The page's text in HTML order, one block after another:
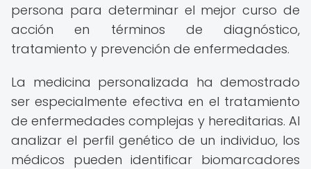
persona para determinar el mejor curso de
acción en términos de diagnóstico,
tratamiento y prevención de enfermedades.
La medicina personalizada ha demostrado
ser especialmente efectiva en el tratamiento
de enfermedades complejas y hereditarias. Al
analizar el perfil genético de un individuo, los
médicos pueden identificar biomarcadores